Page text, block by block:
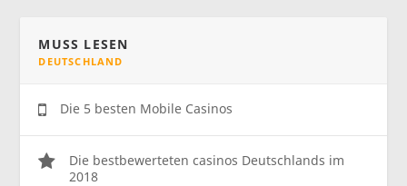
MUSS LESEN
DEUTSCHLAND
Die 5 besten Mobile Casinos
Die bestbewerteten casinos Deutschlands im
2018